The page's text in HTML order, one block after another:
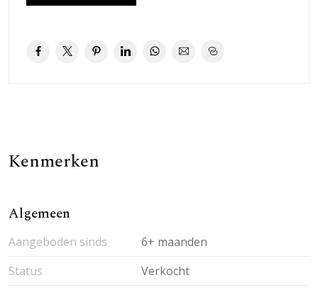
Kenmerken
Algemeen
Aangeboden sinds
6+ maanden
Status
Verkocht